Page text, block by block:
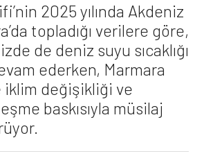
2025 yılında Akdeniz
topladığı verilere göre,
de deniz suyu sıcaklığı
ederken, Marmara
iklim değişikliği ve
baskısıyla müsilaj